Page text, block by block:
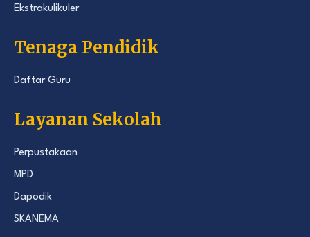
Ekstrakulikuler
Tenaga Pendidik
Daftar Guru
Layanan Sekolah
Perpustakaan
MPD
Dapodik
SKANEMA